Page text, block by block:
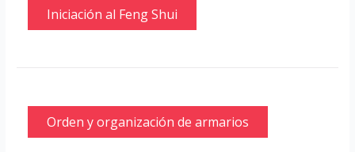
Iniciación al Feng Shui
Orden y organización de armarios